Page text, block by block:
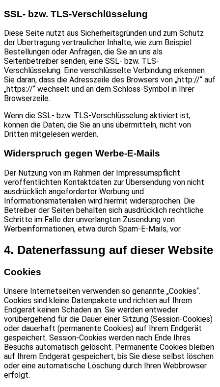
SSL- bzw. TLS-Verschlüsselung
Diese Seite nutzt aus Sicherheitsgründen und zum Schutz
der Übertragung vertraulicher Inhalte, wie zum Beispiel
Bestellungen oder Anfragen, die Sie an uns als
Seitenbetreiber senden, eine SSL- bzw. TLS-
Verschlüsselung. Eine verschlüsselte Verbindung erkennen
Sie daran, dass die Adresszeile des Browsers von „http://“ auf
„https://“ wechselt und an dem Schloss-Symbol in Ihrer
Browserzeile.
Wenn die SSL- bzw. TLS-Verschlüsselung aktiviert ist,
können die Daten, die Sie an uns übermitteln, nicht von
Dritten mitgelesen werden.
Widerspruch gegen Werbe-E-Mails
Der Nutzung von im Rahmen der Impressumspflicht
veröffentlichten Kontaktdaten zur Übersendung von nicht
ausdrücklich angeforderter Werbung und
Informationsmaterialien wird hiermit widersprochen. Die
Betreiber der Seiten behalten sich ausdrücklich rechtliche
Schritte im Falle der unverlangten Zusendung von
Werbeinformationen, etwa durch Spam-E-Mails, vor.
4. Datenerfassung auf dieser Website
Cookies
Unsere Internetseiten verwenden so genannte „Cookies“.
Cookies sind kleine Datenpakete und richten auf Ihrem
Endgerät keinen Schaden an. Sie werden entweder
vorübergehend für die Dauer einer Sitzung (Session-Cookies)
oder dauerhaft (permanente Cookies) auf Ihrem Endgerät
gespeichert. Session-Cookies werden nach Ende Ihres
Besuchs automatisch gelöscht. Permanente Cookies bleiben
auf Ihrem Endgerät gespeichert, bis Sie diese selbst löschen
oder eine automatische Löschung durch Ihren Webbrowser
erfolgt.